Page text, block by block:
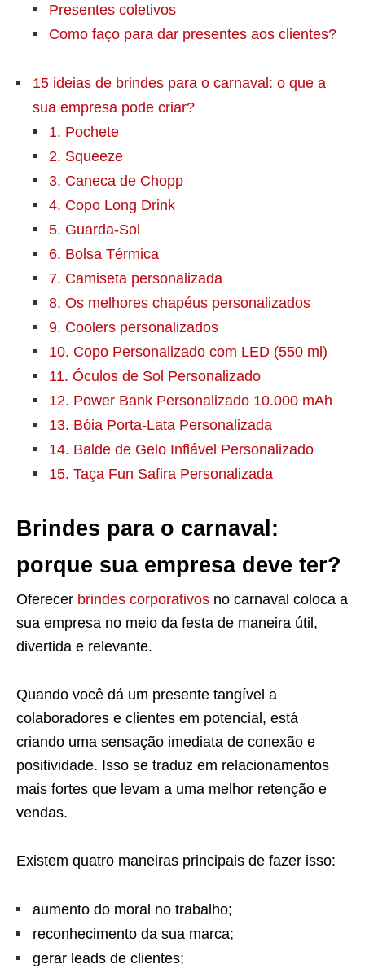
Presentes coletivos
Como faço para dar presentes aos clientes?
15 ideias de brindes para o carnaval: o que a
sua empresa pode criar?
1. Pochete
2. Squeeze
3. Caneca de Chopp
4. Copo Long Drink
5. Guarda-Sol
6. Bolsa Térmica
7. Camiseta personalizada
8. Os melhores chapéus personalizados
9. Coolers personalizados
10. Copo Personalizado com LED (550 ml)
11. Óculos de Sol Personalizado
12. Power Bank Personalizado 10.000 mAh
13. Bóia Porta-Lata Personalizada
14. Balde de Gelo Inflável Personalizado
15. Taça Fun Safira Personalizada
Brindes para o carnaval:
porque sua empresa deve ter?
Oferecer brindes corporativos no carnaval coloca a
sua empresa no meio da festa de maneira útil,
divertida e relevante.
Quando você dá um presente tangível a
colaboradores e clientes em potencial, está
criando uma sensação imediata de conexão e
positividade. Isso se traduz em relacionamentos
mais fortes que levam a uma melhor retenção e
vendas.
Existem quatro maneiras principais de fazer isso:
aumento do moral no trabalho;
reconhecimento da sua marca;
gerar leads de clientes;